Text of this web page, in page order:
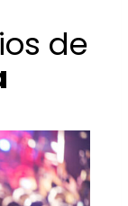
de